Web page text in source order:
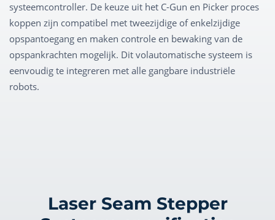
systeemcontroller. De keuze uit het C-Gun en Picker proces
koppen zijn compatibel met tweezijdige of enkelzijdige
opspantoegang en maken controle en bewaking van de
opspankrachten mogelijk. Dit volautomatische systeem is
eenvoudig te integreren met alle gangbare industriële
robots.
Laser Seam Stepper